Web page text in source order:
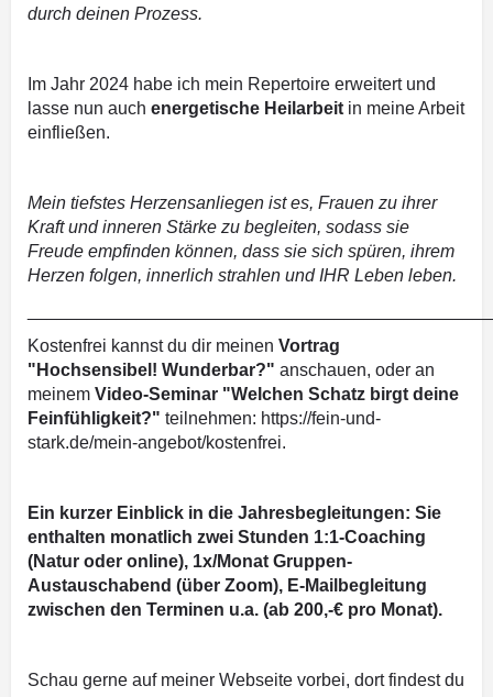
durch deinen Prozess.
Im Jahr 2024 habe ich mein Repertoire erweitert und
lasse nun auch energetische Heilarbeit in meine Arbeit
einfließen.
Mein tiefstes Herzensanliegen ist es, Frauen zu ihrer
Kraft und inneren Stärke zu begleiten, sodass sie
Freude empfinden können, dass sie sich spüren, ihrem
Herzen folgen, innerlich strahlen und IHR Leben leben.
Kostenfrei kannst du dir meinen Vortrag
"Hochsensibel! Wunderbar?" anschauen, oder an
meinem Video-Seminar "Welchen Schatz birgt deine
Feinfühligkeit?" teilnehmen: https://fein-und-
stark.de/mein-angebot/kostenfrei.
Ein kurzer Einblick in die Jahresbegleitungen: Sie
enthalten monatlich zwei Stunden 1:1-Coaching
(Natur oder online), 1x/Monat Gruppen-
Austauschabend (über Zoom), E-Mailbegleitung
zwischen den Terminen u.a. (ab 200,-€ pro Monat).
Schau gerne auf meiner Webseite vorbei, dort findest du